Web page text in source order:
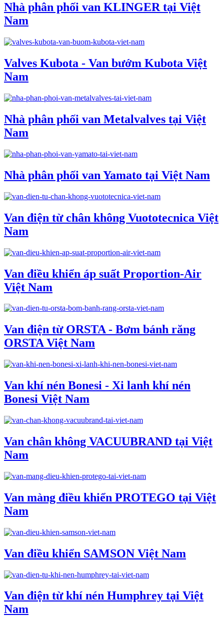
Nhà phân phối van KLINGER tại Việt
Nam
Valves Kubota - Van bướm Kubota Việt
Nam
Nhà phân phối van Metalvalves tại Việt
Nam
Nhà phân phối van Yamato tại Việt Nam
Van điện từ chân không Vuototecnica Việt
Nam
Van điều khiển áp suất Proportion-Air
Việt Nam
Van điện từ ORSTA - Bơm bánh răng
ORSTA Việt Nam
Van khí nén Bonesi - Xi lanh khí nén
Bonesi Việt Nam
Van chân không VACUUBRAND tại Việt
Nam
Van màng điều khiển PROTEGO tại Việt
Nam
Van điều khiển SAMSON Việt Nam
Van điện từ khí nén Humphrey tại Việt
Nam